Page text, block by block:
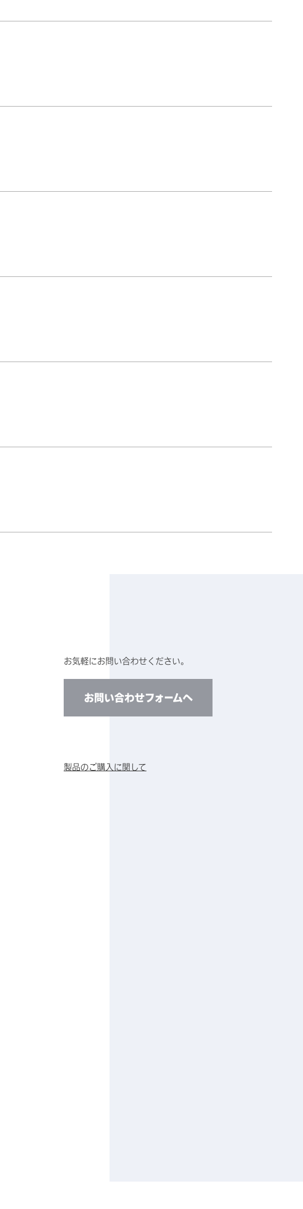
お気軽にお問い合わせください。
お問い合わせフォームへ
製品のご購入に関して